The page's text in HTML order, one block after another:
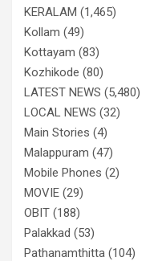
KERALAM (1,465)
Kollam (49)
Kottayam (83)
Kozhikode (80)
LATEST NEWS (5,480)
LOCAL NEWS (32)
Main Stories (4)
Malappuram (47)
Mobile Phones (2)
MOVIE (29)
OBIT (188)
Palakkad (53)
Pathanamthitta (104)